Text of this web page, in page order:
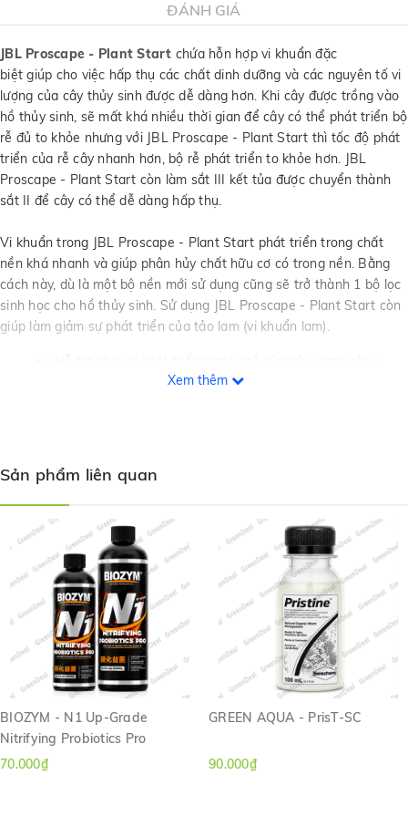
ĐÁNH GIÁ
JBL Proscape - Plant Start chứa hỗn hợp vi khuẩn đặc
biệt giúp cho việc hấp thụ các chất dinh dưỡng và các nguyên tố vi
lượng của cây thủy sinh được dễ dàng hơn. Khi cây được trồng vào
hồ thủy sinh, sẽ mất khá nhiều thời gian để cây có thể phát triển bộ
rễ đủ to khỏe nhưng với JBL Proscape - Plant Start thì tốc độ phát
triển của rễ cây nhanh hơn, bộ rễ phát triển to khỏe hơn. JBL
Proscape - Plant Start còn làm sắt III kết tủa được chuyển thành
sắt II để cây có thể dễ dàng hấp thụ.
Vi khuẩn trong JBL Proscape - Plant Start phát triển trong chất
nền khá nhanh và giúp phân hủy chất hữu cơ có trong nền. Bằng
cách này, dù là một bộ nền mới sử dụng cũng sẽ trở thành 1 bộ lọc
sinh học cho hồ thủy sinh. Sử dụng JBL Proscape - Plant Start còn
giúp làm giảm sự phát triển của tảo lam (vi khuẩn lam).
khuẩn sống làm cho các chất dinh dưỡng dễ dàng cho cây
Giảm sự phát triển của tảo lam (vi khuẩn lam). Tối ưu hóa
nhanh hơn
Giúp phân hủy chất thải hữu cơ ở phía dưới lớp nền. Biến
đổi chất nền thành một bộ lọc sinh học.
Đóng gói: Hộp 2 túi, mỗi túi có 8g hạt khoáng và vi khuẩn
sống có thể sử dụng cho hồ từ 20 - 100 lít.
Xem thêm
Sản phẩm liên quan
BIOZYM - N1 Up-Grade
Nitrifying Probiotics Pro
70.000₫
GREEN AQUA - PrisT-SC
90.000₫